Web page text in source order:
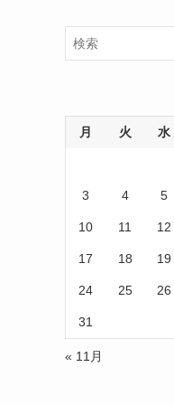
月 火 水
3 4 5
10 11 12
17 18 19
24 25 26
31
« 11月